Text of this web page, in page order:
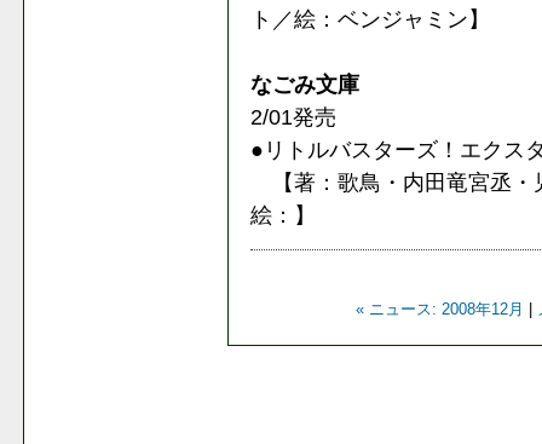
ト／絵：ベンジャミン】
なごみ文庫
2/01発売
●リトルバスターズ！エク
【著：歌鳥・内田竜宮丞
絵：】
« ニュース: 2008年12月 |